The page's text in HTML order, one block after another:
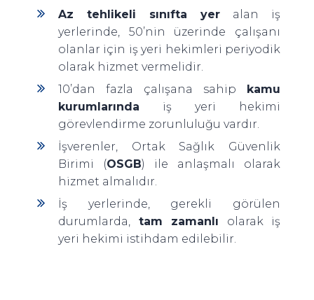
Az tehlikeli sınıfta yer alan iş
yerlerinde, 50’nin üzerinde çalışanı
olanlar için iş yeri hekimleri periyodik
olarak hizmet vermelidir.
10’dan fazla çalışana sahip
kamu
kurumlarında iş yeri hekimi
görevlendirme zorunluluğu vardır.
İşverenler, Ortak Sağlık Güvenlik
Birimi (OSGB) ile anlaşmalı olarak
hizmet almalıdır.
İş yerlerinde, gerekli görülen
durumlarda, tam zamanlı olarak iş
yeri hekimi istihdam edilebilir.